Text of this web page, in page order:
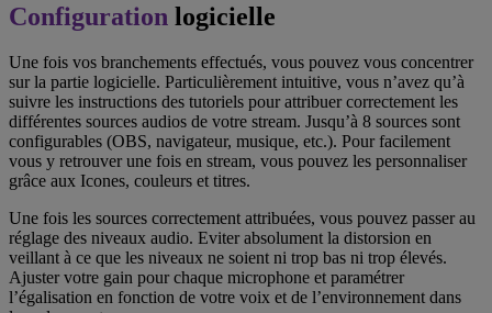
Configuration logicielle
Une fois vos branchements effectués, vous pouvez vous concentrer
sur la partie logicielle. Particulièrement intuitive, vous n’avez qu’à
suivre les instructions des tutoriels pour attribuer correctement les
différentes sources audios de votre stream. Jusqu’à 8 sources sont
configurables (OBS, navigateur, musique, etc.). Pour facilement
vous y retrouver une fois en stream, vous pouvez les personnaliser
grâce aux Icones, couleurs et titres.
Une fois les sources correctement attribuées, vous pouvez passer au
réglage des niveaux audio. Eviter absolument la distorsion en
veillant à ce que les niveaux ne soient ni trop bas ni trop élevés.
Ajuster votre gain pour chaque microphone et paramétrer
l’égalisation en fonction de votre voix et de l’environnement dans